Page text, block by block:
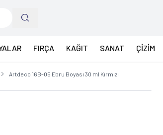
FIRÇA KAĞIT SANAT ÇİZİM
Artdeco 16B-05 Ebru Boyası 30 ml Kırmızı